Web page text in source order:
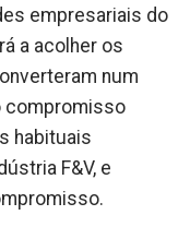
empresariais do
a acolher os
num
compromisso
habituais
F&V, e